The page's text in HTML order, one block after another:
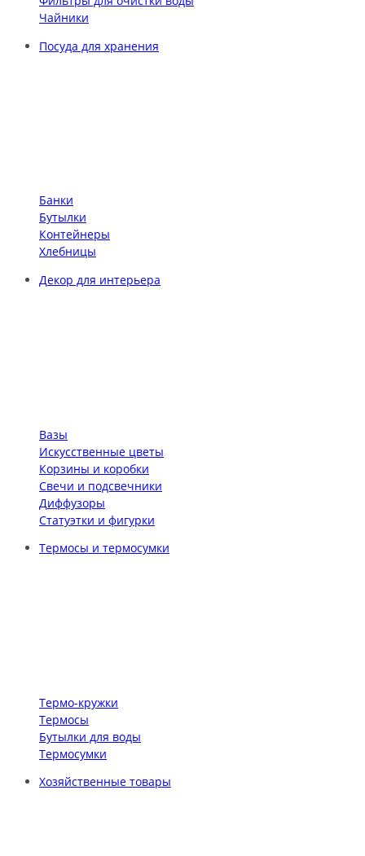
Чайники
Посуда для хранения
Банки
Бутылки
Контейнеры
Хлебницы
Декор для интерьера
Вазы
Искусственные цветы
Корзины и коробки
Свечи и подсвечники
Диффузоры
Статуэтки и фигурки
Термосы и термосумки
Термо-кружки
Термосы
Бутылки для воды
Термосумки
Хозяйственные товары